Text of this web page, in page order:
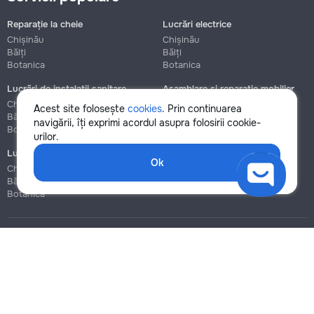
Acest site folosește cookies. Prin continuarea
navigării, îți exprimi acordul asupra folosirii cookie-
urilor.
Ok
Reparație la cheie
Chișinău
Bălți
Botanica
Lucrări electrice
Chișinău
Bălți
Botanica
Lucrări de instalații sanitare
Chișinău
Bălți
Botanica
Asamblare și reparație mobilier
Chișinău
Botanica
Lucrări de construcție și instalare
Chișinău
Bălți
Botanica